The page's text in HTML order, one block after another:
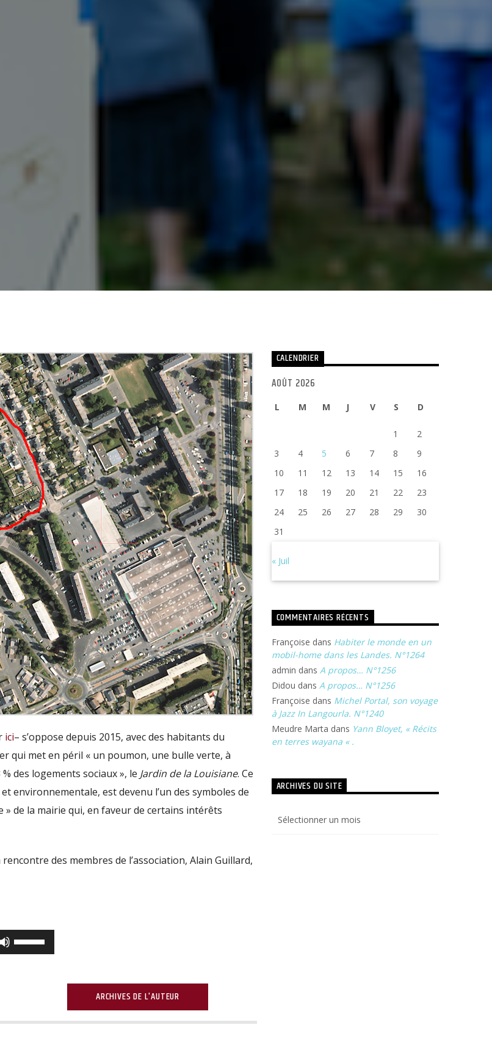
ici– s’oppose depuis 2015, avec des habitants du
qui met en péril « un poumon, une bulle verte, à
des logements sociaux », le Jardin de la Louisiane. Ce
environnementale, est devenu l’un des symboles de
de la mairie qui, en faveur de certains intérêts
des membres de l’association, Alain Guillard,
Utilisez
les
ARCHIVES DE L'AUTEUR
CALENDRIER
AOÛT 2026
L M M J V S D
1
2
3
4 5 6 7 8
9
10
11 12 13 14 15
16
17
18 19 20 21 22
23
24
25 26 27 28 29
30
31
« Juil
COMMENTAIRES RÉCENTS
Françoise dans Habiter le monde en un
mobil-home dans les Landes. N°1264
admin dans A propos… N°1256
Didou dans A propos… N°1256
Françoise dans Michel Portal, son voyage
à Jazz In Langourla. N°1240
Meudre Marta dans Yann Bloyet, « Récits
en terres wayana « .
ARCHIVES DU SITE
du